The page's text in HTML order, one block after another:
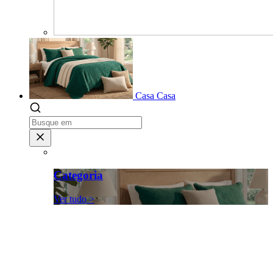
Casa Casa
Categoria
Ver tudo >